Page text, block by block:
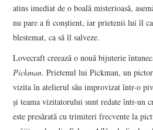
atins imediat de o boală misterioasă,
nu pare a fi conștient, iar prietenii lui îl
blestemat, ca să îl salveze.
Lovecraft creează o nouă bijuterie
Pickman. Prietenul lui Pickman, un
vizita în atelierul său improvizat într-o
și teama vizitatorului sunt redate într-un
este presărată cu trimiteri frecvente la